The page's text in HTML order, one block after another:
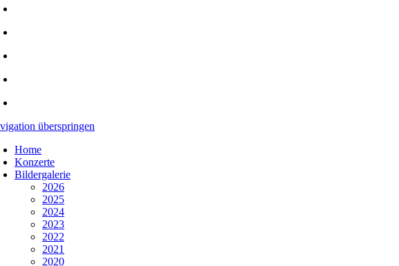
überspringen
Home
Konzerte
Bildergalerie
2026
2025
2024
2023
2022
2021
2020